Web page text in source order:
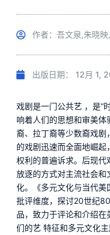
作者：吾文泉,朱晓
出版日期： 12月 1,
戏剧是一门公共艺 ，是“
响着人们的思想和审美
裔、拉丁裔等少数裔戏
的戏剧迅速而全面地崛
权利的普遍诉求。后现
放逐的方式对主流社会
化。《多元文化与当代
批评维度，探讨20世纪
品，致力于评论和介绍
们的艺 特征和多元文化主